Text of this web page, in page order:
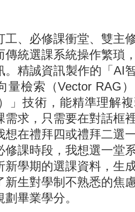
工、必修課衝堂、雙主
傳統選課系統操作繁瑣
。精誠資訊製作的「AI
量檢索（Vector RAG
」技術，能精準理解
需求，只需要在對話框
想在禮拜四或禮拜二選
修課時段，我想選一堂
新學期的選課資料，生
新生對學制不熟悉的焦
畢業學分。